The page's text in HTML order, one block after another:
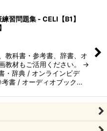
む
習問題集 - CELI【B1】
教科書・参考書、辞書、オ
教材もご活用ください。 →
・辞典 / オンラインビデ
考書 / オーディオブック…